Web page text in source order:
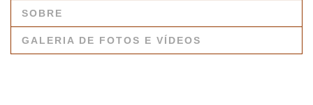
SOBRE
GALERIA DE FOTOS E VÍDEOS